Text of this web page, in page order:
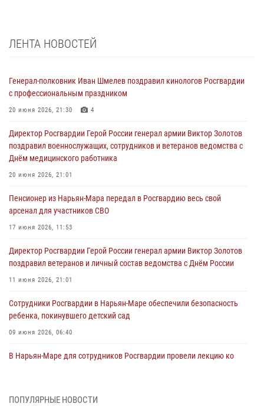
ЛЕНТА НОВОСТЕЙ
Генерал-полковник Иван Шмелев поздравил кинологов Росгвардии
с профессиональным праздником
20 июня 2026, 21:30 4
Директор Росгвардии Герой России генерал армии Виктор Золотов
поздравил военнослужащих, сотрудников и ветеранов ведомства с
Днём медицинского работника
20 июня 2026, 21:01
Пенсионер из Нарьян-Мара передал в Росгвардию весь свой
арсенал для участников СВО
17 июня 2026, 11:53
Директор Росгвардии Герой России генерал армии Виктор Золотов
поздравил ветеранов и личный состав ведомства с Днём России
11 июня 2026, 21:01
Сотрудники Росгвардии в Нарьян-Маре обеспечили безопасность
ребенка, покинувшего детский сад
09 июня 2026, 06:40
В Нарьян-Маре для сотрудников Росгвардии провели лекцию ко
ПОПУЛЯРНЫЕ НОВОСТИ